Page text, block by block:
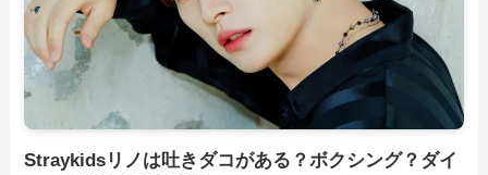
Straykidsリノは吐きダコがある？ボクシング？ダイ